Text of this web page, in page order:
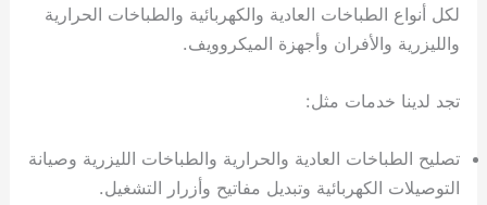
لكل أنواع الطباخات العادية والكهربائية والطباخات الحرارية
والليزرية والأفران وأجهزة الميكروويف.
تجد لدينا خدمات مثل:
تصليح الطباخات العادية والحرارية والطباخات الليزرية وصيانة
التوصيلات الكهربائية وتبديل مفاتيح وأزرار التشغيل.